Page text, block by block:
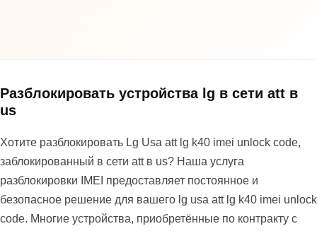
Разблокировать устройства lg в сети att в
us
Хотите разблокировать Lg Usa att lg k40 imei unlock code,
заблокированный в сети att в us? Наша услуга
разблокировки IMEI предоставляет постоянное и
безопасное решение для вашего lg usa att lg k40 imei unlock
code. Многие устройства, приобретённые по контракту с